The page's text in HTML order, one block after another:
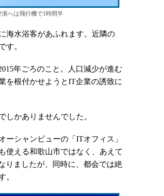
へは飛行機で1時間半
海水浴客があふれます。近隣の
す。
年ごろのこと。人口減少が進む
を根付かせようとIT企業の誘致に
かありませんでした。
シャンビューの「ITオフィス」
使える和歌山市ではなく、あえて
りましたが、同時に、都会では絶
。